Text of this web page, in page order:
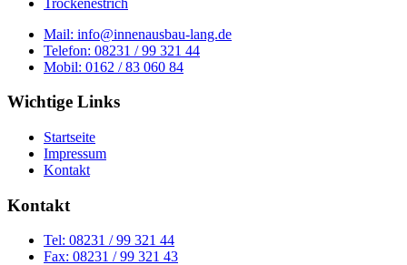
Mail: info@innenausbau-lang.de
Telefon: 08231 / 99 321 44
Mobil: 0162 / 83 060 84
Wichtige Links
Startseite
Impressum
Kontakt
Kontakt
Tel: 08231 / 99 321 44
Fax: 08231 / 99 321 43